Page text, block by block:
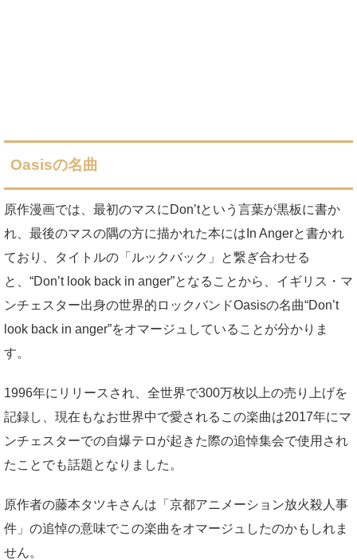
Oasisの名曲
原作漫画では、最初のマスにDon’tという言葉が黒板に書か
れ、最後のマスの隅の方に描かれた本にはIn Angerと書かれ
ており、タイトルの「ルックバック」と繋ぎ合わせる
と、“Don’t look back in anger”となることから、イギリス・マ
ンチェスター出身の世界的ロックバンドOasisの名曲“Don’t
look back in anger”をオマージュしていることが分かりま
す。
1996年にリリースされ、全世界で300万枚以上の売り上げを
記録し、現在もなお世界中で愛されるこの楽曲は2017年にマ
ンチェスターでの自爆テロが起きた際の追悼集会で使用され
たことでも話題となりました。
原作者の藤本タツキさんは「京都アニメーション放火殺人事
件」の追悼の意味でこの楽曲をオマージュしたのかもしれま
せん。